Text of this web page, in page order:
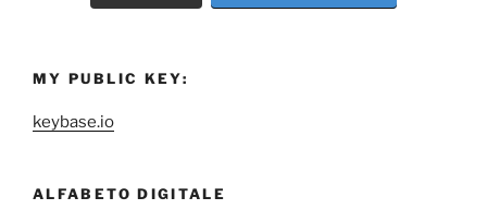
MY PUBLIC KEY:
keybase.io
ALFABETO DIGITALE